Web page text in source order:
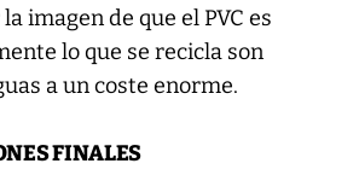
imagen de que el PVC es
lo que se recicla son
a un coste enorme.
FINALES